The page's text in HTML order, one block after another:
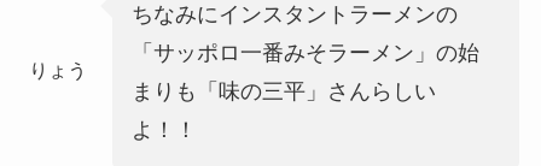
りょう
ちなみにインスタントラーメンの
「サッポロ一番みそラーメン」の始
まりも「味の三平」さんらしい
よ！！